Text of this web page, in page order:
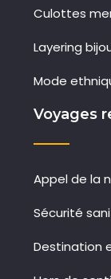
Culottes
Layering
Mode
Voyages
Appel de la
Sécurité
Destination